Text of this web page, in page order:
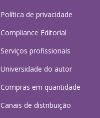
Política de privacidade
Compliance Editorial
Serviços profissionais
Universidade do autor
Compras em quantidade
Canais de distribuição